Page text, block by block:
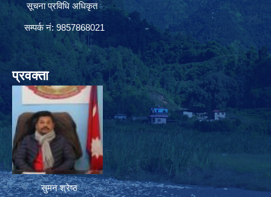
सूचना प्रविधि अधिकृत
सम्पर्क नं: 9857868021
प्रवक्ता
सुमन श्रेष्ठ